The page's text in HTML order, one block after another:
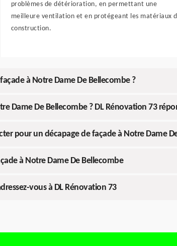
problèmes de détérioration, en permettant une
meilleure ventilation et en protégeant les matériaux
construction.
à Notre Dame De Bellecombe ?
Dame De Bellecombe ? DL Rénovation 73
pour un décapage de façade à Notre Dame
à Notre Dame De Bellecombe
vous à DL Rénovation 73